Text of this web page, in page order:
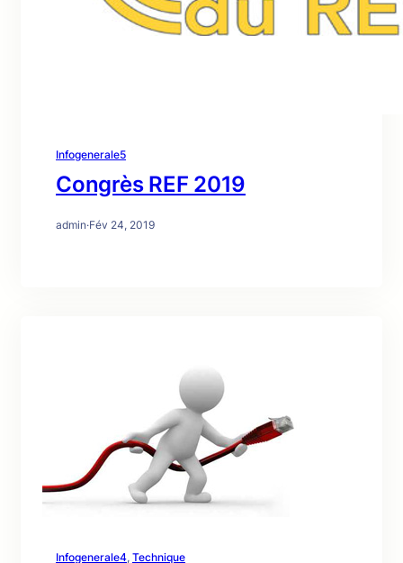
Infogenerale5
Congrès REF 2019
admin·Fév 24, 2019
Infogenerale4, Technique